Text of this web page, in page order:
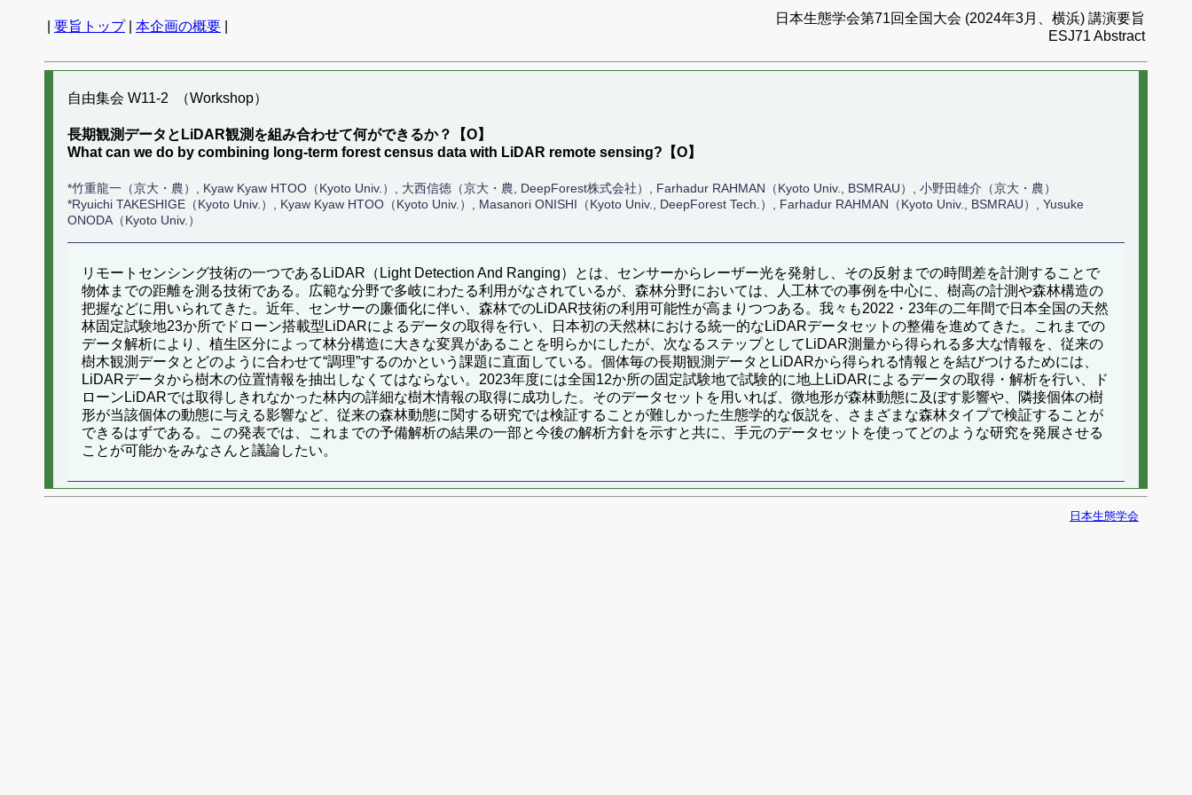
要旨トップ| 本企画の概要
日本生態学会第71回全国大会 (2024年3月、横浜) 講演要旨
ESJ71 Abstract
自由集会 W11-2 （Workshop）
長期観測データとLiDAR観測を組み合わせて何ができるか？【O】
What can we do by combining long-term forest census data with LiDAR remote sensing?【O】
*竹重龍一（京大・農）, Kyaw Kyaw HTOO（Kyoto Univ.）, 大西信徳（京大・農, DeepForest株式会社）, Farhadur RAHMAN（Kyoto Univ., BSMRAU）, 小野田雄介（京大・農）
*Ryuichi TAKESHIGE（Kyoto Univ.）, Kyaw Kyaw HTOO（Kyoto Univ.）, Masanori ONISHI（Kyoto Univ., DeepForest Tech.）, Farhadur RAHMAN（Kyoto Univ., BSMRAU）, Yusuke
ONODA（Kyoto Univ.）
リモートセンシング技術の一つであるLiDAR（Light Detection And Ranging）とは、センサーからレーザー光を発射し、その反射までの時間差を計測することで
物体までの距離を測る技術である。広範な分野で多岐にわたる利用がなされているが、森林分野においては、人工林での事例を中心に、樹高の計測や森林構造の
把握などに用いられてきた。近年、センサーの廉価化に伴い、森林でのLiDAR技術の利用可能性が高まりつつある。我々も2022・23年の二年間で日本全国の天然
林固定試験地23か所でドローン搭載型LiDARによるデータの取得を行い、日本初の天然林における統一的なLiDARデータセットの整備を進めてきた。これまでの
データ解析により、植生区分によって林分構造に大きな変異があることを明らかにしたが、次なるステップとしてLiDAR測量から得られる多大な情報を、従来の
樹木観測データとどのように合わせて“調理”するのかという課題に直面している。個体毎の長期観測データとLiDARから得られる情報とを結びつけるためには、
LiDARデータから樹木の位置情報を抽出しなくてはならない。2023年度には全国12か所の固定試験地で試験的に地上LiDARによるデータの取得・解析を行い、ド
ローンLiDARでは取得しきれなかった林内の詳細な樹木情報の取得に成功した。そのデータセットを用いれば、微地形が森林動態に及ぼす影響や、隣接個体の樹
形が当該個体の動態に与える影響など、従来の森林動態に関する研究では検証することが難しかった生態学的な仮説を、さまざまな森林タイプで検証することが
できるはずである。この発表では、これまでの予備解析の結果の一部と今後の解析方針を示すと共に、手元のデータセットを使ってどのような研究を発展させる
ことが可能かをみなさんと議論したい。
日本生態学会